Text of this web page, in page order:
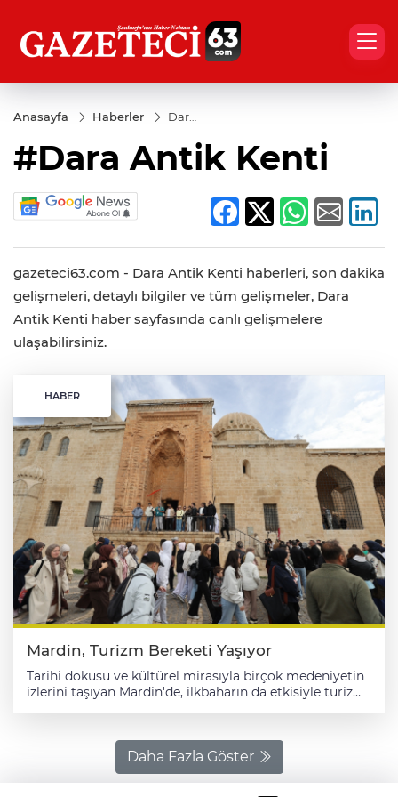
Anasayfa Haberler
Dara
Kenti
#Dara Antik Kenti
gazeteci63.com - Dara Antik Kenti haberleri, son dakika
gelişmeleri, detaylı bilgiler ve tüm gelişmeler, Dara
Antik Kenti haber sayfasında canlı gelişmelere
ulaşabilirsiniz.
HABER
Mardin, Turizm Bereketi Yaşıyor
Tarihi dokusu ve kültürel mirasıyla birçok medeniyetin
izlerini taşıyan Mardin'de, ilkbaharın da etkisiyle turizm
tarihi şehir, yerli ve yabancı ziyaretçilerden yoğun ilgi
gibi işlendiği evleriyle göz kamaştıran kent, son yılların
en popüler rotalarından biri haline geldi. İlkbaharın
Daha Fazla Göster